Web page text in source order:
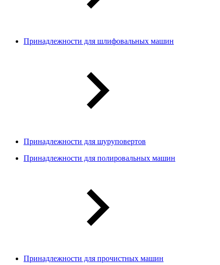
Принадлежности для шлифовальных машин
Принадлежности для шуруповертов
Принадлежности для полировальных машин
Принадлежности для прочистных машин